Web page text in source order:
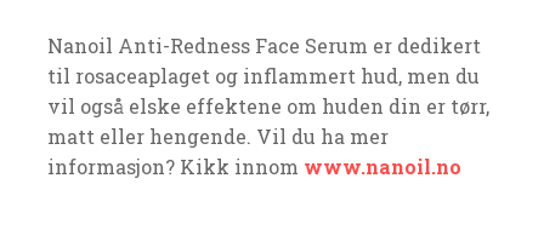
Nanoil Anti-Redness Face Serum er dedikert
til rosaceaplaget og inflammert hud, men du
vil også elske effektene om huden din er tørr,
matt eller hengende. Vil du ha mer
informasjon? Kikk innom www.nanoil.no